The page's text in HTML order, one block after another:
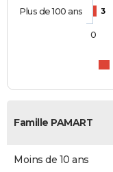
3
Plus de 100 ans
0
Famille PAMART
Moins de 10 ans